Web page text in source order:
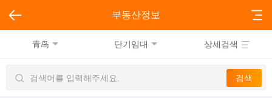
부동산정보
青岛 단기임대 상세검색